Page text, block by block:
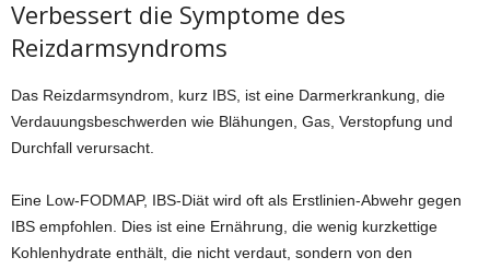
Verbessert die Symptome des
Reizdarmsyndroms
Das Reizdarmsyndrom, kurz IBS, ist eine Darmerkrankung, die
Verdauungsbeschwerden wie Blähungen, Gas, Verstopfung und
Durchfall verursacht.
Eine Low-FODMAP, IBS-Diät wird oft als Erstlinien-Abwehr gegen
IBS empfohlen. Dies ist eine Ernährung, die wenig kurzkettige
Kohlenhydrate enthält, die nicht verdaut, sondern von den